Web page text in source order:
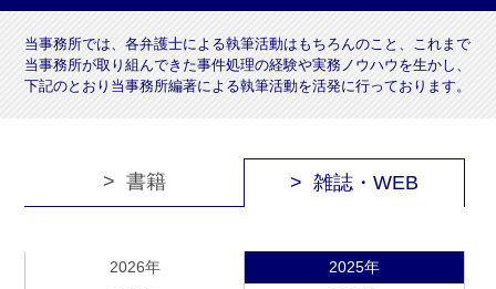
当事務所では、各弁護士による執筆活動はもちろんのこと、これまで
当事務所が取り組んできた事件処理の経験や実務ノウハウを生かし、
下記のとおり当事務所編著による執筆活動を活発に行っております。
書籍 雑誌・WEB
2026年
2025年